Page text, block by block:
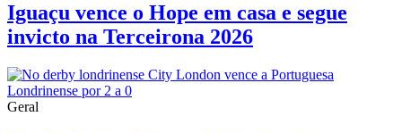
Iguaçu vence o Hope em casa e segue
invicto na Terceirona 2026
Geral